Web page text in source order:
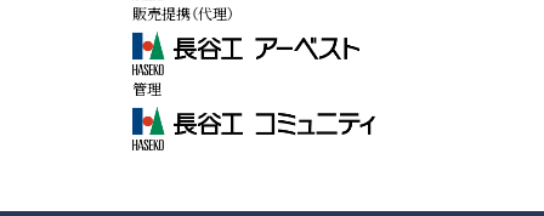
販売提携（代理）
管理